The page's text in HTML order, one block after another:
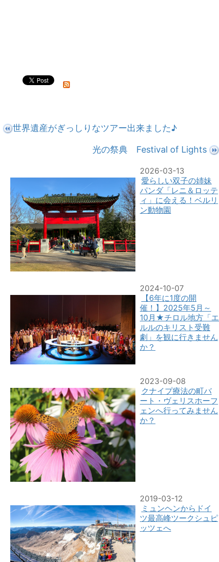
世界遺産がぎっしりなツアー出来ました♪
光の祭典 Festival of Lights
2026-03-13
愛らしい双子の姉妹
パンダ「レニ＆ロッテ
ィ」に会える！ベルリ
ン動物園
2024-10-07
【6年に1度の開
催！】2025年5月～
10月★チロル地方「エ
ルルのキリスト受難
劇」を観に行きません
か？
2023-09-08
クナイプ療法の町バ
ート・ヴェリスホーフ
ェンへ行ってみません
か？
2019-03-12
ミュンヘンからドイ
ツ最高峰ツークシュピ
ッツェへ